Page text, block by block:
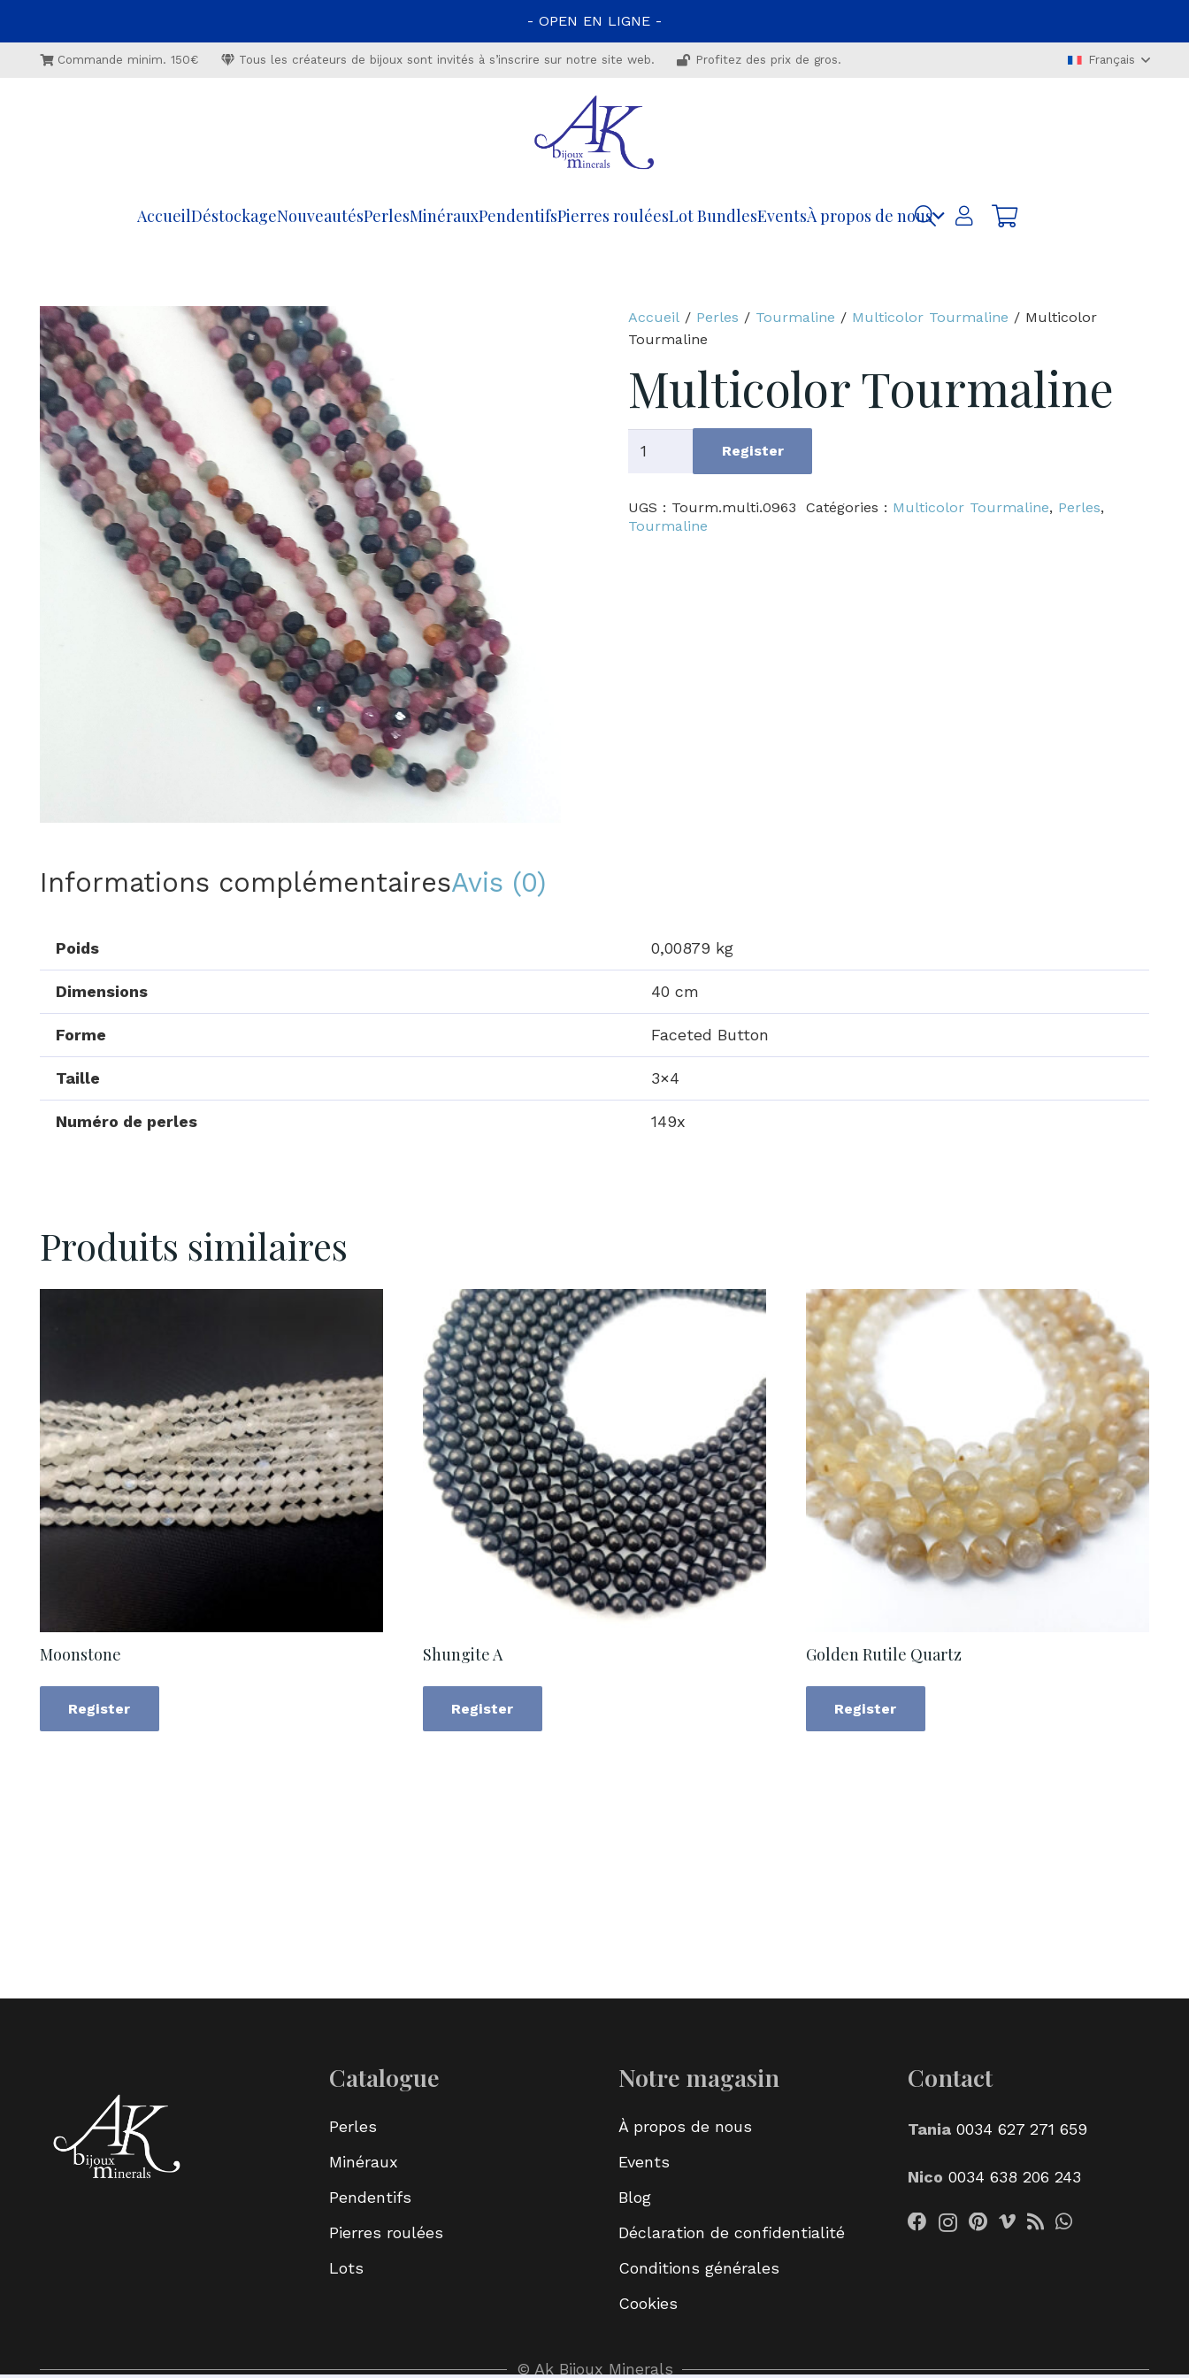
- OPEN EN LIGNE -
Commande minim. 150€ Tous les créateurs de bijoux sont invités à s’inscrire sur notre site web. Profitez des prix de gros. Français
AccueilDéstockageNouveautésPerlesMinérauxPendentifsPierres rouléesLot BundlesEventsÀ propos de nous
Accueil/ Perles / Tourmaline / Multicolor Tourmaline / Multicolor
Tourmaline
Multicolor Tourmaline
Tourmaline
Register
UGS : Tourm.multi.0963 Catégories : Multicolor Tourmaline, Perles,
Tourmaline
Informations complémentairesAvis (0)
Poids 0,00879 kg
Dimensions 40 cm
Forme Faceted Button
Taille 3×4
Numéro de perles 149x
Produits similaires
Moonstone
Register
Shungite A
Register
Golden Rutile Quartz
Register
Catalogue
Perles
Minéraux
Pendentifs
Pierres roulées
Lots
Notre magasin
À propos de nous
Events
Blog
Déclaration de confidentialité
Conditions générales
Cookies
Contact
Tania 0034 627 271 659
Nico 0034 638 206 243
© Ak Bijoux Minerals